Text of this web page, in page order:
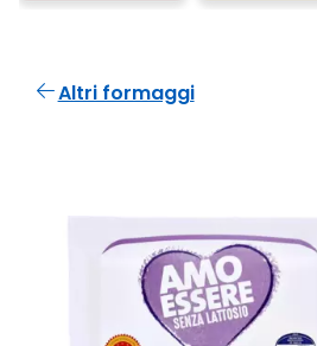
Altri formaggi